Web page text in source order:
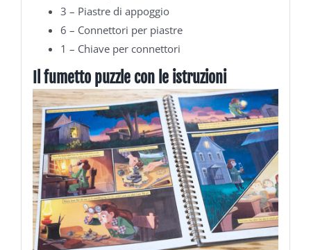
3 – Piastre di appoggio
6 – Connettori per piastre
1 – Chiave per connettori
Il fumetto puzzle con le istruzioni